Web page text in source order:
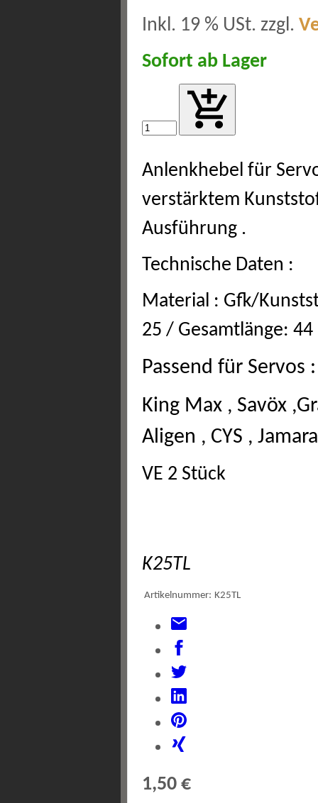
Inkl. 19 % USt. zzgl.
Sofort ab Lager
Anlenkhebel für
verstärktem
Ausführung .
Technische Daten :
Material : Gfk/
25 / Gesamtlänge:
Passend für Servos :
King Max , Savöx
Aligen , CYS ,
VE 2 Stück
K25TL
Artikelnummer: K25TL
1,50 €